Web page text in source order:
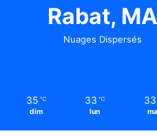
Rabat, MA
Nuages Dispersés
35 ℃
dim
33 ℃
lun
33